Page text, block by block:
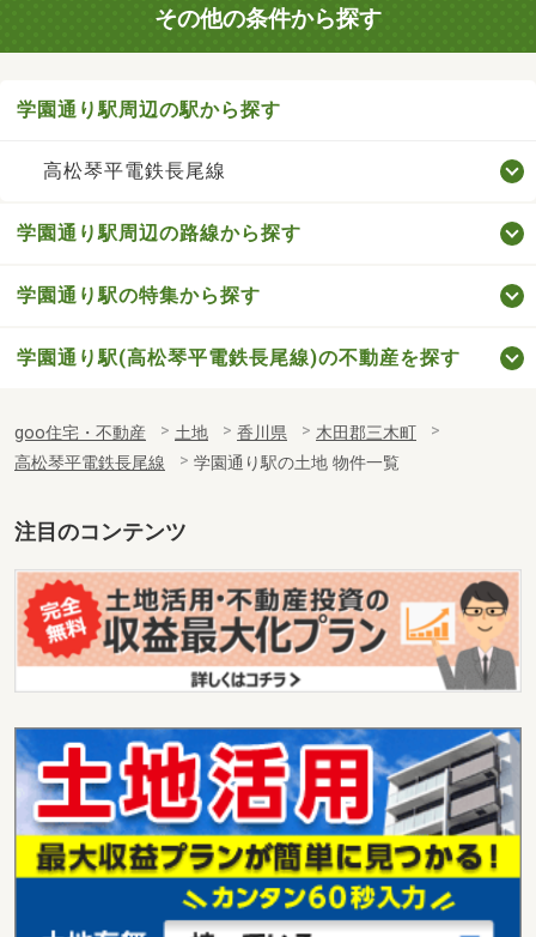
その他の条件から探す
学園通り駅周辺の駅から探す
高松琴平電鉄長尾線
学園通り駅周辺の路線から探す
学園通り駅の特集から探す
学園通り駅(高松琴平電鉄長尾線)の不動産を探す
goo住宅・不動産 土地 香川県
木田郡三木町
高松琴平電鉄長尾線
学園通り駅の土地 物件一覧
注目のコンテンツ